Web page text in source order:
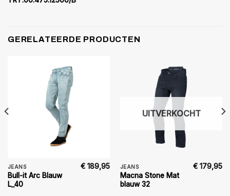
GERELATEERDE PRODUCTEN
JEANS
Bull-it Arc Blauw
L_40
€ 189,95
UITVERKOCHT
JEANS
Macna Stone Mat
blauw 32
€ 179,95